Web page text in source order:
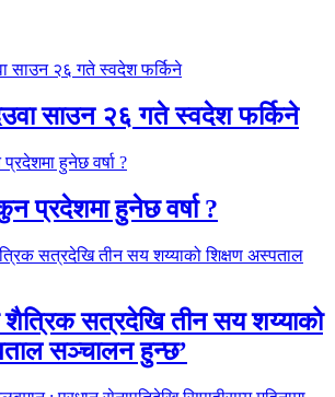
साउन २६ गते स्वदेश फर्किने
हुनेछ वर्षा ?
शैत्रिक सत्रदेखि तीन सय शय्याको
सञ्चालन हुन्छ’